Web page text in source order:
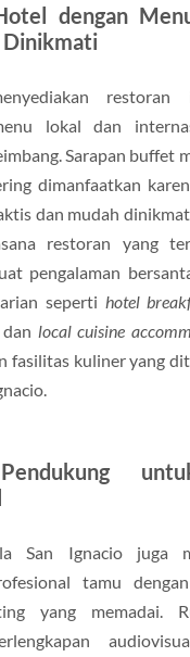
dengan
Dinikmati
restoran
lokal dan
Sarapan buffet
dimanfaatkan
dan mudah
restoran yang
pengalaman
seperti hotel
dan local cuisine
fasilitas kuliner yang
San Ignacio juga
tamu
yang memadai.